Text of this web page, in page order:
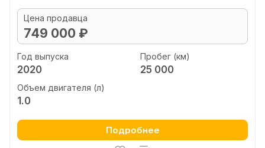
Цена продавца
749 000 ₽
Год выпуска
2020
Пробег (км)
25 000
Объем двигателя (л)
1.0
Подробнее